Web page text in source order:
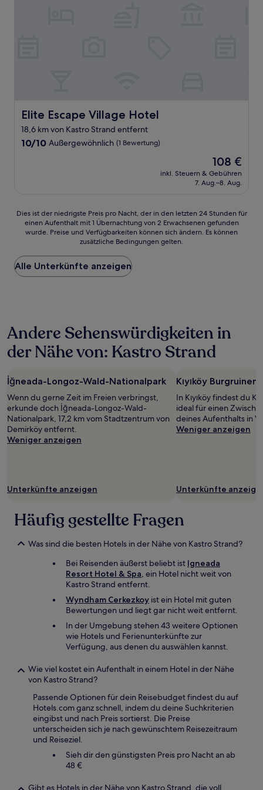
Elite Escape Village Hotel
Elite Escape Village Hotel
18,6 km von Kastro Strand entfernt
10.0
10/10 Außergewöhnlich (1 Bewertung)
Der
Preis
beträgt
108 €
inkl. Steuern & Gebühren
7. Aug.–8. Aug.
Dies
der
Preis
pro
Nacht,
24 Stunden
für
einen
1 Übernachtung
von
2 Erwachsenen
gefunden
wurde.
Preise
und
ändern.
zusätzliche
Bedingungen
gelten.
Dies ist der niedrigste Preis pro Nacht, der in den letzten 24 Stunden für
einen Aufenthalt mit 1 Übernachtung von 2 Erwachsenen gefunden
wurde. Preise und Verfügbarkeiten können sich ändern. Es können
zusätzliche Bedingungen gelten.
Alle Unterkünfte anzeigen
Andere Sehenswürdigkeiten in
der Nähe von: Kastro Strand
İğneada-Longoz-Wald-Nationalpark
Wenn du gerne Zeit im Freien verbringst,
erkunde doch İğneada-Longoz-Wald-
Nationalpark, 17,2 km vom Stadtzentrum von
Demirköy entfernt.
Weniger anzeigen
Unterkünfte anzeigen
Kıyıköy Burgruinen
In Kıyıköy findest du
ideal für einen
deines Aufenthalts in
Weniger anzeigen
Unterkünfte
Häufig gestellte Fragen
Was sind die besten Hotels in der Nähe von Kastro Strand?
Bei Reisenden äußerst beliebt ist Igneada
Resort Hotel & Spa, ein Hotel nicht weit von
Kastro Strand entfernt.
Wyndham Cerkezkoy ist ein Hotel mit guten
Bewertungen und liegt gar nicht weit entfernt.
In der Umgebung stehen 43 weitere Optionen
wie Hotels und Ferienunterkünfte zur
Verfügung, aus denen du auswählen kannst.
Wie viel kostet ein Aufenthalt in einem Hotel in der Nähe
von Kastro Strand?
Passende Optionen für dein Reisebudget findest du auf
Hotels.com ganz schnell, indem du deine Suchkriterien
eingibst und nach Preis sortierst. Die Preise
unterscheiden sich je nach gewünschtem Reisezeitraum
und Reiseziel.
Sieh dir den günstigsten Preis pro Nacht an ab
48 €
Gibt es Hotels in der Nähe von Kastro Strand, die voll